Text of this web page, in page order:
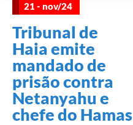
21 - nov/24
Tribunal de
Haia emite
mandado de
prisão contra
Netanyahu e
chefe do Hamas